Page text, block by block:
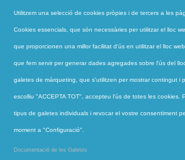
jesuites@jesuites.net
Segueix-nos a
QUI SOM
QUÈ FEM
Utilitzem una selecció de cookies pròpies i de tercers a les
Cookies essencials, que són necessàries per utilitzar el lloc
que proporcionen una millor facilitat d'ús en utilitzar el lloc
que fem servir per generar dades agregades sobre l'ús del
galetes de màrqueting, que s'utilitzen per mostrar contingut i
escolliu "ACCEPTA TOT", accepteu l'ús de totes les cookies.
tipus de galetes individuals i revocar el vostre consentiment
moment a "Configuració".
Documentació de les Galetes